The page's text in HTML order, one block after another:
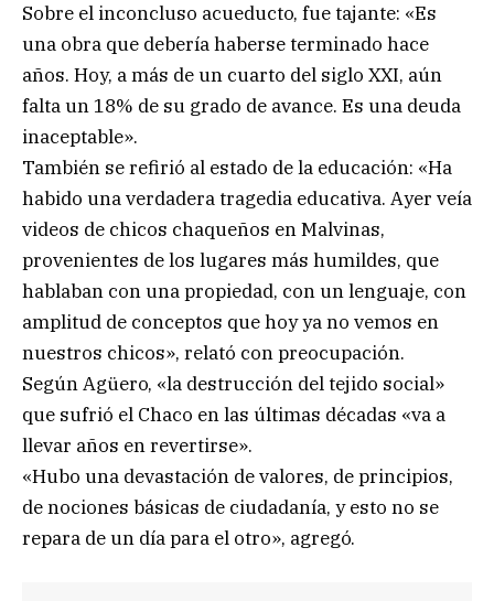
Sobre el inconcluso acueducto, fue tajante: «Es
una obra que debería haberse terminado hace
años. Hoy, a más de un cuarto del siglo XXI, aún
falta un 18% de su grado de avance. Es una deuda
inaceptable».
También se refirió al estado de la educación: «Ha
habido una verdadera tragedia educativa. Ayer veía
videos de chicos chaqueños en Malvinas,
provenientes de los lugares más humildes, que
hablaban con una propiedad, con un lenguaje, con
amplitud de conceptos que hoy ya no vemos en
nuestros chicos», relató con preocupación.
Según Agüero, «la destrucción del tejido social»
que sufrió el Chaco en las últimas décadas «va a
llevar años en revertirse».
«Hubo una devastación de valores, de principios,
de nociones básicas de ciudadanía, y esto no se
repara de un día para el otro», agregó.